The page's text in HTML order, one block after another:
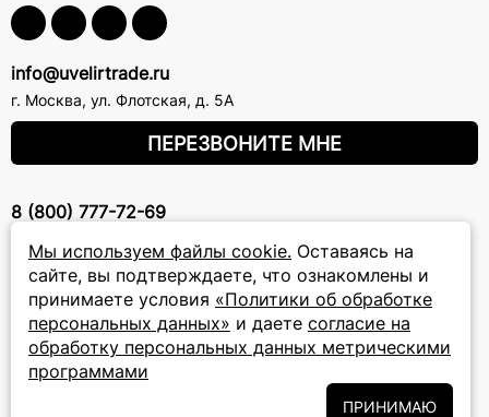
Мы используем файлы cookie. Оставаясь на
сайте, вы подтверждаете, что ознакомлены и
принимаете условия «Политики об обработке
персональных данных» и даете согласие на
обработку персональных данных метрическими
программами
ПРИНИМАЮ
info@uvelirtrade.ru
г. Москва, ул. Флотская, д. 5А
ПЕРЕЗВОНИТЕ МНЕ
8 (800) 777-72-69
ПОДПИСКА НА РАССЫЛКУ
Подписаться на новости
Подписываясь на рассылку, вы соглашаетесь с условиямиПолитики
и даёте своё согласие на их